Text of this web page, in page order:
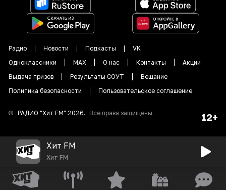
Радио Новости Подкасты
VK
Одноклассники
MAX О нас Контакты
Акции
Выдача призов
Результаты СОУТ
Вещание
Политика безопасности
Пользовательское соглашение
© РАДИО "Хит FM" 2026. Все права защищены. 12+
Хит FM
Хит FM